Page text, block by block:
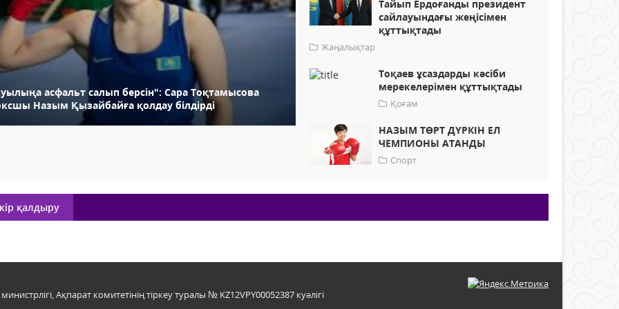
асфальт салып берсін": Сара Тоқтамысова
Назым Қызайбайға қолдау білдірді
Тайып Ердоғанды президент
сайлауындағы жеңісімен
құттықтады
Жаңалықтар
Тоқаев ұсаздарды кәсіби
мерекелерімен құттықтады
Қоғам
НАЗЫМ ТӨРТ ДҮРКІН ЕЛ
ЧЕМПИОНЫ АТАНДЫ
Спорт
қалдыру
Ақпарат комитетінің тіркеу туралы № KZ12VPY00052387 куәлігі